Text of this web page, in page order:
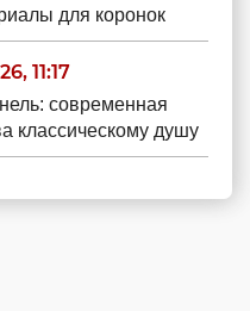
для коронок
11:17
современная
классическому душу